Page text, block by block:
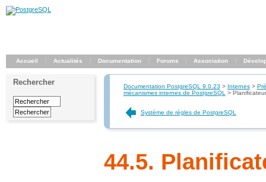
Accueil Actualités Documentation Forums Association
Rechercher Documentation PostgreSQL 9.0.23 > Internes>
mécanismes internes de PostgreSQL
>
Système de règles de PostgreSQL
44.5.